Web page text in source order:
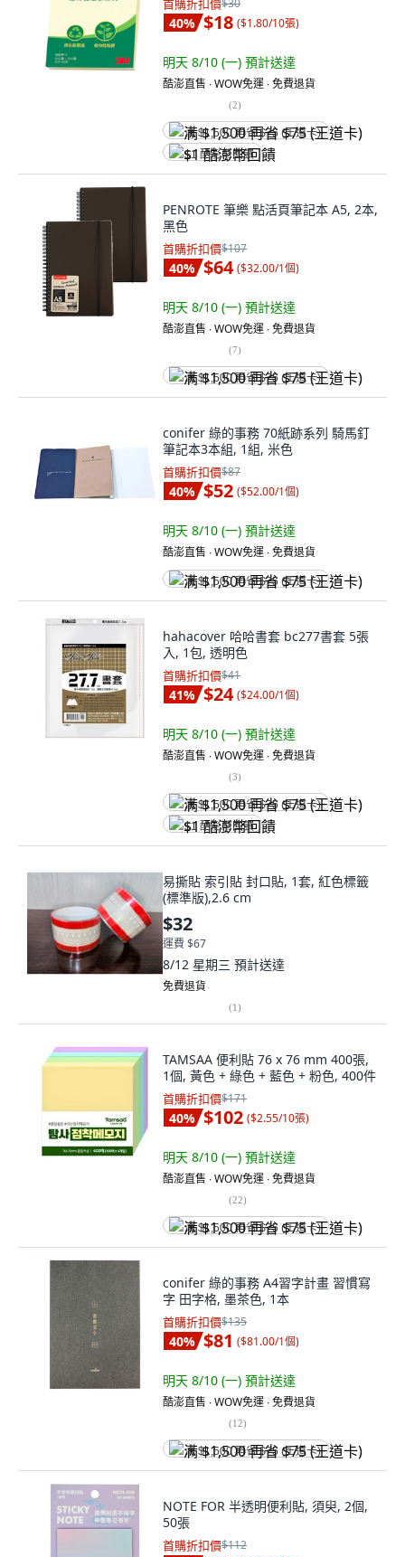
首購折扣價$30
40% $18 ($1.80/10張)
明天 8/10 (一) 預計送達
酷澎直售 ∙ WOW免運 ∙ 免費退貨
(2)
满 $1,500 再省 $75 (王道卡)
$1 酷澎幣回饋
PENROTE 筆樂 點活頁筆記本 A5, 2本,
黑色
首購折扣價$107
40% $64 ($32.00/1個)
明天 8/10 (一) 預計送達
酷澎直售 ∙ WOW免運 ∙ 免費退貨
(7)
满 $1,500 再省 $75 (王道卡)
conifer 綠的事務 70紙跡系列 騎馬釘
筆記本3本組, 1組, 米色
首購折扣價$87
40% $52 ($52.00/1個)
明天 8/10 (一) 預計送達
酷澎直售 ∙ WOW免運 ∙ 免費退貨
满 $1,500 再省 $75 (王道卡)
hahacover 哈哈書套 bc277書套 5張
入, 1包, 透明色
首購折扣價$41
41% $24 ($24.00/1個)
明天 8/10 (一) 預計送達
酷澎直售 ∙ WOW免運 ∙ 免費退貨
(3)
满 $1,500 再省 $75 (王道卡)
$1 酷澎幣回饋
易撕貼 索引貼 封口貼, 1套, 紅色標籤
(標準版),2.6 cm
$32
運費 $67
8/12 星期三 預計送達
免費退貨
(1)
TAMSAA 便利貼 76 x 76 mm 400張,
1個, 黃色 + 綠色 + 藍色 + 粉色, 400件
首購折扣價$171
40% $102 ($2.55/10張)
明天 8/10 (一) 預計送達
酷澎直售 ∙ WOW免運 ∙ 免費退貨
(22)
满 $1,500 再省 $75 (王道卡)
conifer 綠的事務 A4習字計畫 習慣寫
字 田字格, 墨茶色, 1本
首購折扣價$135
40% $81 ($81.00/1個)
明天 8/10 (一) 預計送達
酷澎直售 ∙ WOW免運 ∙ 免費退貨
(12)
满 $1,500 再省 $75 (王道卡)
NOTE FOR 半透明便利貼, 須臾, 2個,
50張
首購折扣價$112